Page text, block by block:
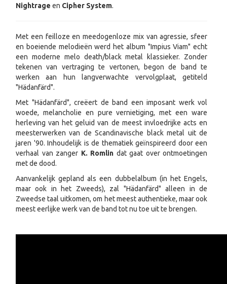
Nightrage en Cipher System.
Met een feilloze en meedogenloze mix van agressie, sfeer
en boeiende melodieën werd het album "Impius Viam" echt
een moderne melo death/black metal klassieker. Zonder
tekenen van vertraging te vertonen, begon de band te
werken aan hun langverwachte vervolgplaat, getiteld
"Hädanfärd".
Met "Hädanfärd", creëert de band een imposant werk vol
woede, melancholie en pure vernietiging, met een ware
herleving van het geluid van de meest invloedrijke acts en
meesterwerken van de Scandinavische black metal uit de
jaren '90. Inhoudelijk is de thematiek geïnspireerd door een
verhaal van zanger K. Romlin dat gaat over ontmoetingen
met de dood.
Aanvankelijk gepland als een dubbelalbum (in het Engels,
maar ook in het Zweeds), zal "Hädanfärd" alleen in de
Zweedse taal uitkomen, om het meest authentieke, maar ook
meest eerlijke werk van de band tot nu toe uit te brengen.